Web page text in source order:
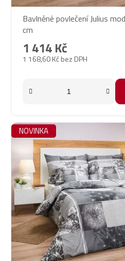
Bavlněné povlečení Julius
cm
1 168,60 Kč bez DPH
1 414 Kč
NOVINKA